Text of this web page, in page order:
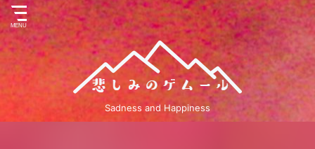
Sadness and Happiness